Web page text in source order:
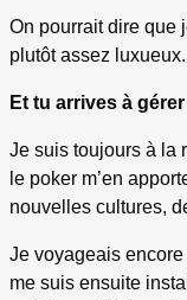
On pourrait dire que
plutôt assez luxueux.
Et tu arrives à
Je suis toujours à la
le poker m’en
nouvelles cultures,
Je voyageais
me suis ensuite